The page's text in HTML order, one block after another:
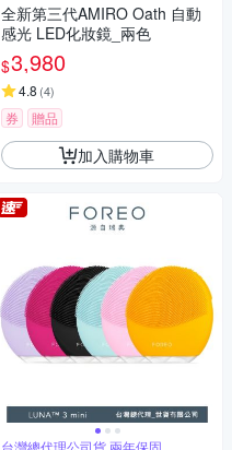
全新第三代AMIRO Oath 自動
感光 LED化妝鏡_兩色
$3,980
4.8 (4)
券 贈品
加入購物車